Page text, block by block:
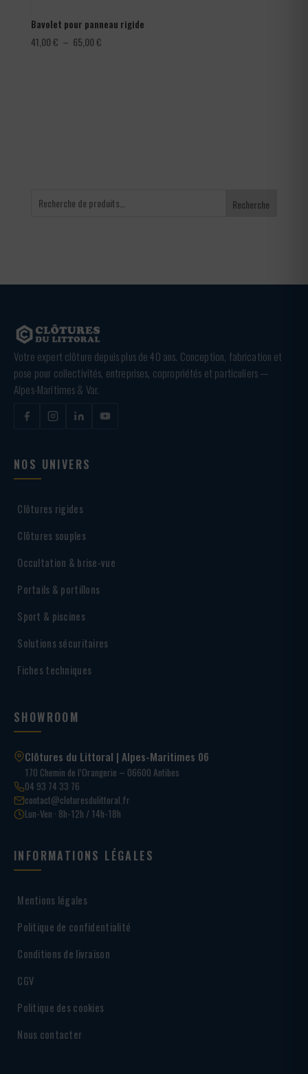
Bavolet pour panneau rigide
41,00€ – 65,00€Plage
Recherche
Votre expert clôture depuis plus de 40 ans. Conception, fabrication et
pose pour collectivités, entreprises, copropriétés et particuliers —
Alpes-Maritimes & Var.
NOS UNIVERS
Clôtures rigides
Clôtures souples
Occultation & brise-vue
Portails & portillons
Sport & piscines
Solutions sécuritaires
Fiches techniques
SHOWROOM
Clôtures du Littoral | Alpes-Maritimes 06
170 Chemin de l’Orangerie – 06600 Antibes
04 93 74 33 76
contact@cloturesdulittoral.fr
Lun-Ven · 8h-12h / 14h-18h
INFORMATIONS LÉGALES
Mentions légales
Politique de confidentialité
Conditions de livraison
CGV
Politique des cookies
Nous contacter